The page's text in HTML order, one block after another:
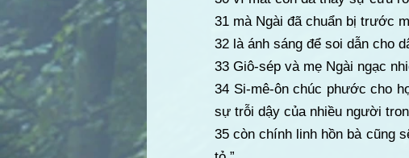
31 mà Ngài đã chuẩn bị trước
32 là ánh sáng để soi dẫn cho
33 Giô-sép và mẹ Ngài ngạc
34 Si-mê-ôn chúc phước cho
sự trỗi dậy của nhiều người
35 còn chính linh hồn bà cũng